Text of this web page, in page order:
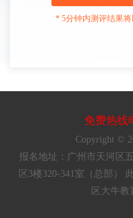
* 5分钟内测评结果
免费热线
Copyright ©
报名地址：广州市天河区
区3楼320-341室（总部）
区大牛教